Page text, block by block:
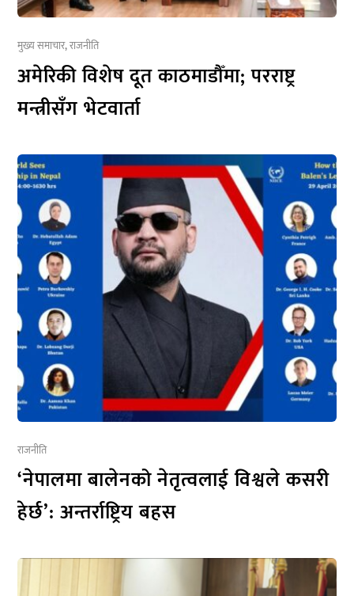
मुख्य समाचार,राजनीति
अमेरिकी विशेष दूत काठमाडौँमा; परराष्ट्र
मन्त्रीसँग भेटवार्ता
राजनीति
‘नेपालमा बालेनको नेतृत्वलाई विश्वले कसरी
हेर्छ’: अन्तर्राष्ट्रिय बहस